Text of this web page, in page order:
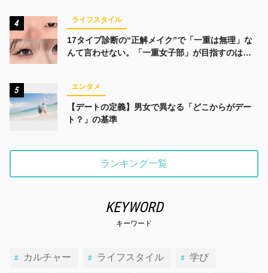
4 ライフスタイル
17タイプ診断の“正解メイク”で「一重は無理」な
んて言わせない。「一重女子部」が目指すのは、
5 エンタメ
【デートの定義】男女で異なる「どこからがデー
ト？」の基準
ランキング一覧
KEYWORD
キーワード
カルチャー ライフスタイル 学び